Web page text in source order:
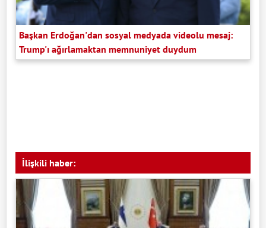
Başkan Erdoğan'dan sosyal medyada videolu mesaj:
Trump'ı ağırlamaktan memnuniyet duydum
İlişkili haber: